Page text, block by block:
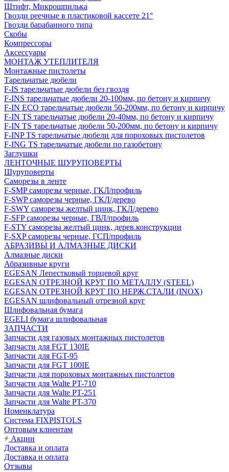
Штифт, Микрошпилька
Гвозди реечные в пластиковой кассете 21°
Гвозди барабанного типа
Скобы
Компрессоры
Аксессуары
МОНТАЖ УТЕПЛИТЕЛЯ
Монтажные пистолеты
Тарельчатые дюбели
F-IS тарельчатые дюбели без гвоздя
F-INS тарельчатые дюбели 20-100мм, по бетону и кирпичу
F-IN ECO тарельчатые дюбели 50-200мм, по бетону и кирпичу
F-IN TS тарельчатые дюбели 20-40мм, по бетону и кирпичу
F-IN TS тарельчатые дюбели 50-200мм, по бетону и кирпичу
F-INP TS тарельчатые дюбели для пороховых пистолетов
F-ING TS тарельчатые дюбели по газобетону
Заглушки
ЛЕНТОЧНЫЕ ШУРУПОВЕРТЫ
Шуруповерты
Саморезы в ленте
F-SMP саморезы черные, ГКЛ/профиль
F-SWP саморезы черные, ГКЛ/дерево
F-SWY саморезы желтый цинк, ГКЛ/дерево
F-SFP саморезы черные, ГВЛ/профиль
F-STY саморезы желтый цинк, дерев.конструкции
F-SXP саморезы черные, ГСП/профиль
АБРАЗИВЫ И АЛМАЗНЫЕ ДИСКИ
Алмазные диски
Абразивные круги
EGESAN Лепестковый торцевой круг
EGESAN ОТРЕЗНОЙ КРУГ ПО МЕТАЛЛУ (STEEL)
EGESAN ОТРЕЗНОЙ КРУГ ПО НЕРЖ.СТАЛИ (INOX)
EGESAN шлифовальный отрезной круг
Шлифовальная бумага
EGELI бумага шлифовальная
ЗАПЧАСТИ
Запчасти для газовых монтажных пистолетов
Запчасти для FGT 130IE
Запчасти для FGT-95
Запчасти для FGT 100IE
Запчасти для пороховых монтажных пистолетов
Запчасти для Walte PT-710
Запчасти для Walte PT-251
Запчасти для Walte PT-370
Номенклатура
Система FIXPISTOLS
Оптовым клиентам
Акции
Доставка и оплата
Доставка и оплата
Отзывы